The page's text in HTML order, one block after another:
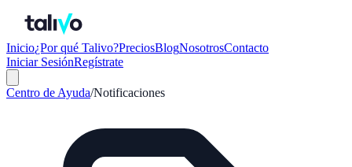
Inicio¿Por qué Talivo?PreciosBlogNosotrosContacto
Iniciar SesiónRegístrate
Centro de Ayuda/Notificaciones